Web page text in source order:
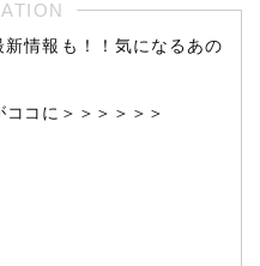
新情報も！！気になるあの
コに＞＞＞＞＞＞